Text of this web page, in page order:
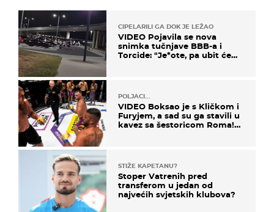
CIPELARILI GA DOK JE LEŽAO
VIDEO Pojavila se nova
snimka tučnjave BBB-a i
Torcide: "Je*ote, pa ubit će
POLJACI...
VIDEO Boksao je s Kličkom i
Furyjem, a sad su ga stavili u
kavez sa šestoricom Roma!
STIŽE KAPETANU?
Stoper Vatrenih pred
transferom u jedan od
najvećih svjetskih klubova?